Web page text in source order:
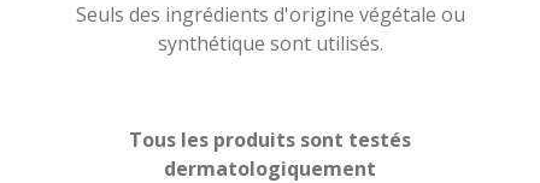
Seuls des ingrédients d'origine végétale ou
synthétique sont utilisés.
Tous les produits sont testés
dermatologiquement